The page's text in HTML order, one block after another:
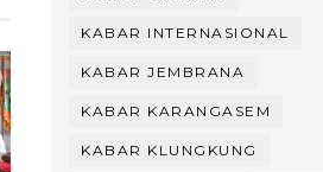
KABAR INTERNASIONAL
KABAR JEMBRANA
KABAR KARANGASEM
KABAR KLUNGKUNG